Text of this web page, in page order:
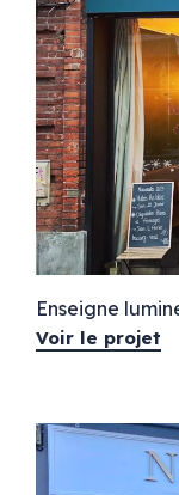
Enseigne
Voir le projet